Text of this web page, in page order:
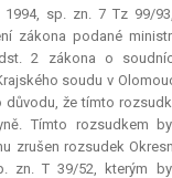
sp. zn. 7 Tz 99/
zákona podané
2 zákona o
soudu v
důvodu, že tímto
Tímto rozsudkem
zrušen rozsudek
zn. T 39/52, kterým